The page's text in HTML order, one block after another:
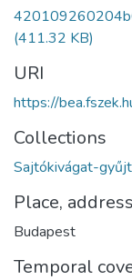
(411.32 KB)
URI
https://
Collections
Sajtókivágat-
Place, address
Budapest
Temporal